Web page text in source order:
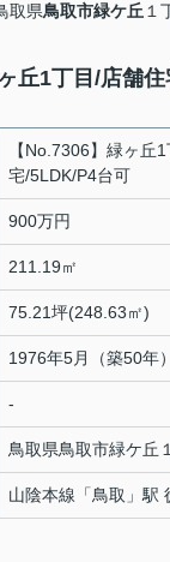
取県鳥取市緑ケ丘 １
丘1丁目/店舗
【No.7306】緑ヶ丘
宅/5LDK/P4台可
900万円
211.19㎡
75.21坪(248.63㎡)
1976年5月（築50年）
-
鳥取県鳥取市緑ケ丘
山陰本線 「鳥取 」駅